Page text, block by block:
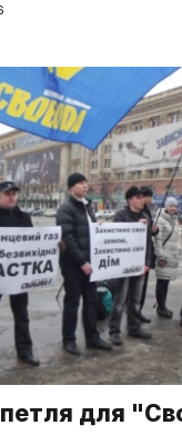
для